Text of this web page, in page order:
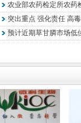
农业部农药检定所农药
突出重点 强化责任 高
预计近期草甘膦市场低